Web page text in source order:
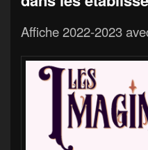
Affiche 2022-2023